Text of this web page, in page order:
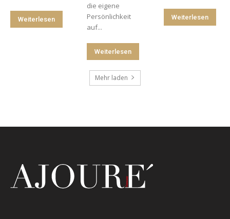
Weiterlesen
die eigene
Persönlichkeit
auf...
Weiterlesen
Weiterlesen
Mehr laden